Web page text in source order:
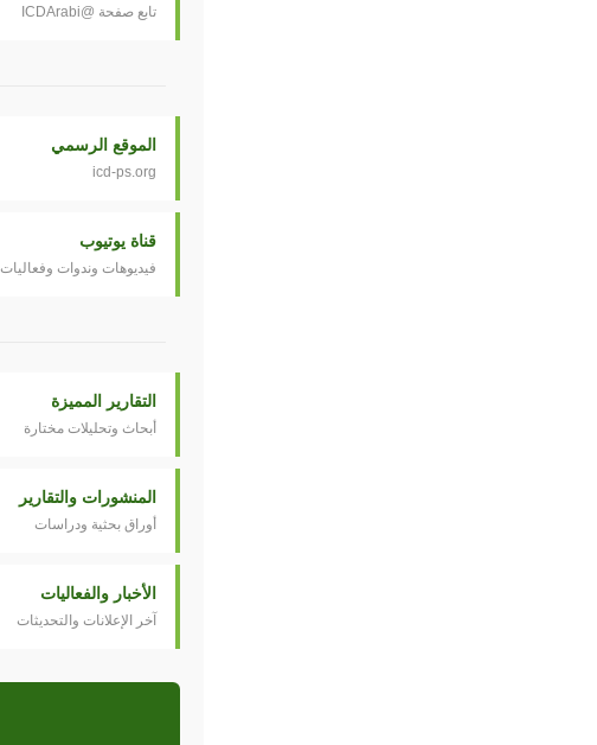
تابع صفحة @ICDArabi
الموقع الرسمي
icd-ps.org
قناة يوتيوب
فيديوهات وندوات وفعاليات
التقارير المميزة
أبحاث وتحليلات مختارة
المنشورات والتقارير
أوراق بحثية ودراسات
الأخبار والفعاليات
آخر الإعلانات والتحديثات